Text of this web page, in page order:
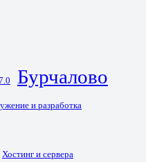
Бурчалово
и разработка
Хостинг и сервера